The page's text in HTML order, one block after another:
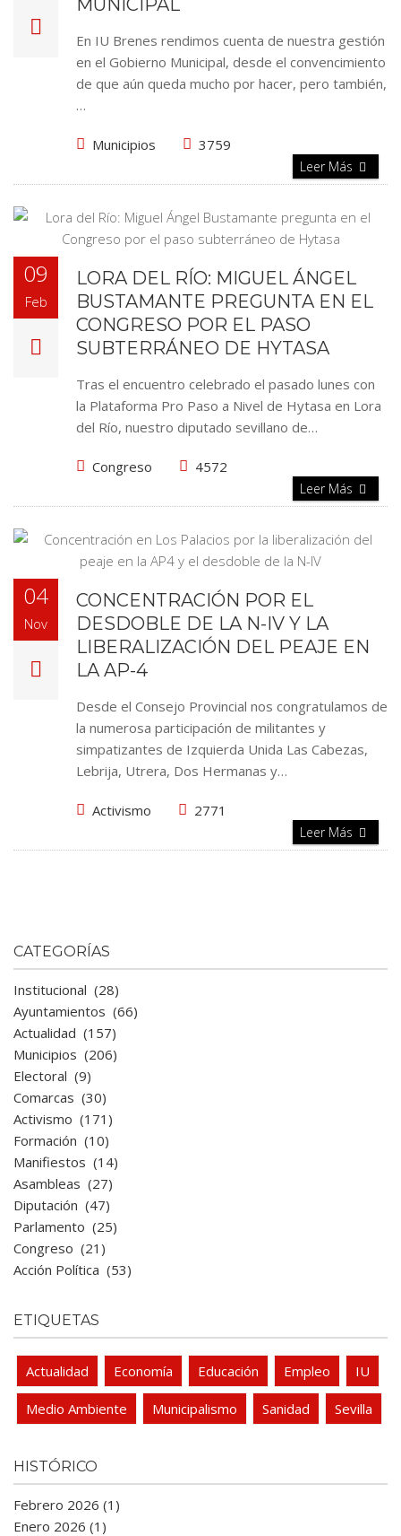
MUNICIPAL
En IU Brenes rendimos cuenta de nuestra gestión
en el Gobierno Municipal, desde el convencimiento
de que aún queda mucho por hacer, pero también,
…
Municipios 3759
Leer Más
09
Feb
LORA DEL RÍO: MIGUEL ÁNGEL
BUSTAMANTE PREGUNTA EN EL
CONGRESO POR EL PASO
SUBTERRÁNEO DE HYTASA
Tras el encuentro celebrado el pasado lunes con
la Plataforma Pro Paso a Nivel de Hytasa en Lora
del Río, nuestro diputado sevillano de…
Congreso 4572
Leer Más
04
Nov
CONCENTRACIÓN POR EL
DESDOBLE DE LA N-IV Y LA
LIBERALIZACIÓN DEL PEAJE EN
LA AP-4
Desde el Consejo Provincial nos congratulamos de
la numerosa participación de militantes y
simpatizantes de Izquierda Unida Las Cabezas,
Lebrija, Utrera, Dos Hermanas y…
Activismo 2771
Leer Más
CATEGORÍAS
Institucional (28)
Ayuntamientos (66)
Actualidad (157)
Municipios (206)
Electoral (9)
Comarcas (30)
Activismo (171)
Formación (10)
Manifiestos (14)
Asambleas (27)
Diputación (47)
Parlamento (25)
Congreso (21)
Acción Política (53)
ETIQUETAS
Actualidad Economía Educación Empleo IU
Medio Ambiente Municipalismo Sanidad Sevilla
HISTÓRICO
Febrero 2026 (1)
Enero 2026 (1)